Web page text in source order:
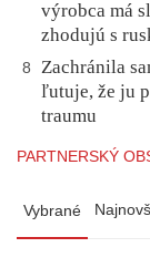
výrobca má
zhodujú s
8
Zachránila
ľutuje, že ju
traumu
PARTNERSKÝ
Vybrané